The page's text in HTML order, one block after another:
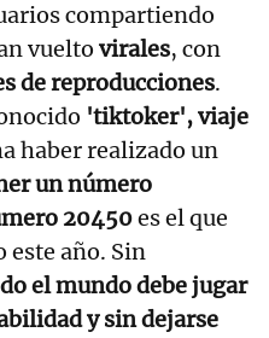
compartiendo
vuelto virales, con
de reproducciones.
'tiktoker', viaje
haber realizado un
un número
20450es el que
este año. Sin
el mundo debe jugar
y sin dejarse